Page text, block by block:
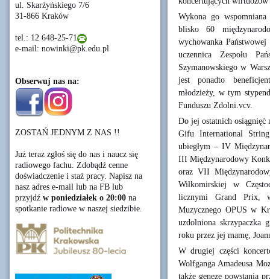
ul. Skarżyńskiego 7/6
31-866 Kraków
tel.: 12 648-25-71
e-mail: nowinki@pk.edu.pl
Obserwuj nas na:
ZOSTAŃ JEDNYM Z NAS !!
Już teraz zgłoś się do nas i naucz się
radiowego fachu. Zdobądź cenne
doświadczenie i staż pracy. Napisz na
nasz adres e-mail lub na FB lub
przyjdź w poniedziałek o 20:00 na
spotkanie radiowe w naszej siedzibie.
Wykona go
blisko 60
wychowanka
uczennica Zespołu
Szymanowskiego w
jest ponadto
młodzieży, w tym
Funduszu Zdolni.vcv.
Do jej ostatnich osiągnięć
Gifu International
ubiegłym – IV
III Międzynarodowy
oraz VII
Wiłkomirskiej w
licznymi Grand Prix,
Muzycznego OPUS w
uzdolniona skrzypaczka
roku przez jej mamę,
W drugiej części
Wolfganga Amadeusa
także genezę powstania